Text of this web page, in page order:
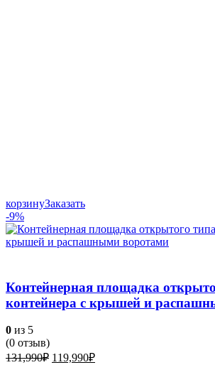
корзинуЗаказать
-9%
Контейнерная площадка
контейнера с крышей и
0 из 5
(0 отзыв)
131,990₽ Первоначальная
119,990₽Текущая